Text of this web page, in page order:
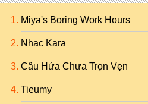
Miya's Boring Work Hours
Nhac Kara
Câu Hứa Chưa Trọn Vẹn
Tieumy